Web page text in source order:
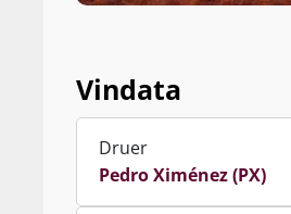
Vindata
Druer
Pedro Ximénez (PX)